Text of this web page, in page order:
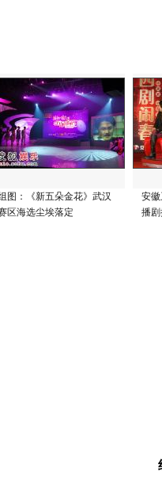
图：《新五朵金花》武汉
区海选尘埃落定
安
播